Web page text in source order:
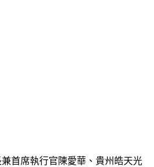
首席執行官陳愛華、貴州皓天光